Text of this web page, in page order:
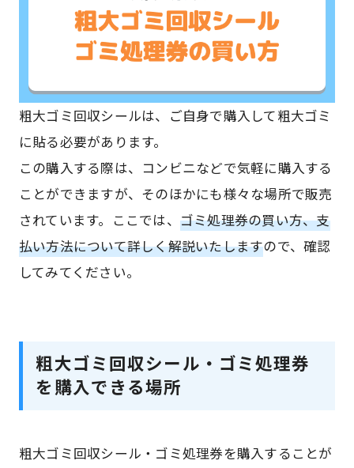
粗大ゴミ回収シールは、ご自身で購入して粗大ゴミ
に貼る必要があります。
この購入する際は、コンビニなどで気軽に購入する
ことができますが、そのほかにも様々な場所で販売
されています。ここでは、 ゴミ処理券の買い方、支
払い方法について詳しく解説いたしますので、確認
してみてください。
粗大ゴミ回収シール・ゴミ処理券
を購入できる場所
粗大ゴミ回収シール・ゴミ処理券を購入することが